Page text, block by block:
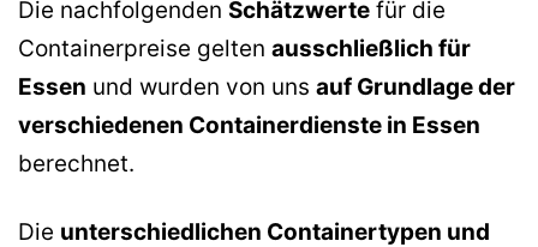
Die nachfolgenden Schätzwerte für die
Containerpreise gelten ausschließlich für
Essen und wurden von uns auf Grundlage der
verschiedenen Containerdienste in Essen
berechnet.
Die unterschiedlichen Containertypen und